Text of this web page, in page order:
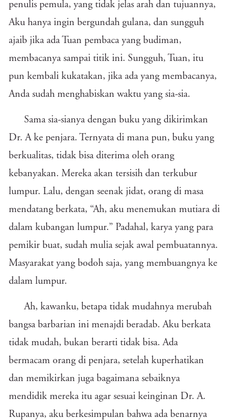
penulis pemula, yang tidak jelas arah dan tujuannya,
Aku hanya ingin bergundah gulana, dan sungguh
ajaib jika ada Tuan pembaca yang budiman,
membacanya sampai titik ini. Sungguh, Tuan, itu
pun kembali kukatakan, jika ada yang membacanya,
Anda sudah menghabiskan waktu yang sia-sia.
Sama sia-sianya dengan buku yang dikirimkan
Dr. A ke penjara. Ternyata di mana pun, buku yang
berkualitas, tidak bisa diterima oleh orang
kebanyakan. Mereka akan tersisih dan terkubur
lumpur. Lalu, dengan seenak jidat, orang di masa
mendatang berkata, “Ah, aku menemukan mutiara di
dalam kubangan lumpur.” Padahal, karya yang para
pemikir buat, sudah mulia sejak awal pembuatannya.
Masyarakat yang bodoh saja, yang membuangnya ke
dalam lumpur.
Ah, kawanku, betapa tidak mudahnya merubah
bangsa barbarian ini menajdi beradab. Aku berkata
tidak mudah, bukan berarti tidak bisa. Ada
bermacam orang di penjara, setelah kuperhatikan
dan memikirkan juga bagaimana sebaiknya
mendidik mereka itu agar sesuai keinginan Dr. A.
Rupanya, aku berkesimpulan bahwa ada benarnya